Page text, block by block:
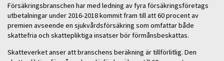
Försäkringsbranschen har med ledning av fyra försäkringsföretags
utbetalningar under 2016-2018 kommit fram till att 60 procent av
premien avseende en sjukvårdsförsäkring som omfattar både
skattefria och skattepliktiga insatser bör förmånsbeskattas.
Skatteverket anser att branschens beräkning är tillförlitlig. Den